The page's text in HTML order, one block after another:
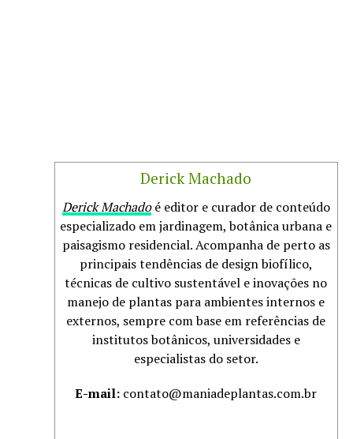
Derick Machado
Derick Machadoé editor e curador de conteúdo
especializado em jardinagem, botânica urbana e
paisagismo residencial. Acompanha de perto as
principais tendências de design biofílico,
técnicas de cultivo sustentável e inovações no
manejo de plantas para ambientes internos e
externos, sempre com base em referências de
institutos botânicos, universidades e
especialistas do setor.
E-mail: contato@maniadeplantas.com.br